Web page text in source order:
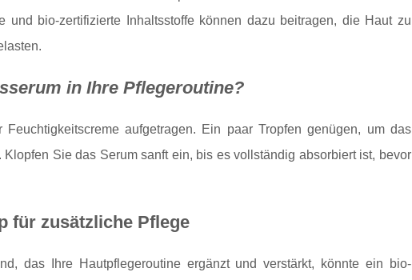
und bio-zertifizierte Inhaltsstoffe können dazu beitragen, die Haut zu
in Ihre Pflegeroutine?
aufgetragen. Ein paar Tropfen genügen, um das
Sie das Serum sanft ein, bis es vollständig absorbiert ist, bevor
für zusätzliche Pflege
das Ihre Hautpflegeroutine ergänzt und verstärkt, könnte ein bio-